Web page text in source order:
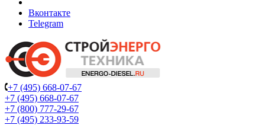
Вконтакте
Telegram
+7 (495) 668-07-67
+7 (495) 668-07-67
+7 (800) 777-29-67
+7 (495) 233-93-59